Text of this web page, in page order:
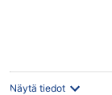
Näytä tiedot